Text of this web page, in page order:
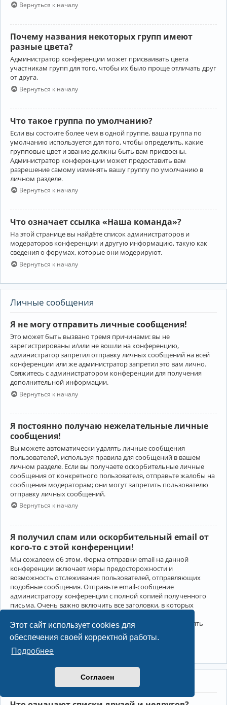
Этот сайт использует cookies для
обеспечения своей корректной работы.
Подробнее
Согласен
Вернуться к началу
Почему названия некоторых групп имеют
разные цвета?
Администратор конференции может присваивать цвета
участникам групп для того, чтобы их было проще отличать друг
от друга.
Вернуться к началу
Что такое группа по умолчанию?
Если вы состоите более чем в одной группе, ваша группа по
умолчанию используется для того, чтобы определить, какие
групповые цвет и звание должны быть вам присвоены.
Администратор конференции может предоставить вам
разрешение самому изменять вашу группу по умолчанию в
личном разделе.
Вернуться к началу
Что означает ссылка «Наша команда»?
На этой странице вы найдёте список администраторов и
модераторов конференции и другую информацию, такую как
сведения о форумах, которые они модерируют.
Вернуться к началу
Личные сообщения
Я не могу отправить личные сообщения!
Это может быть вызвано тремя причинами: вы не
зарегистрированы и/или не вошли на конференцию,
администратор запретил отправку личных сообщений на всей
конференции или же администратор запретил это вам лично.
Свяжитесь с администратором конференции для получения
дополнительной информации.
Вернуться к началу
Я постоянно получаю нежелательные личные
сообщения!
Вы можете автоматически удалять личные сообщения
пользователей, используя правила для сообщений в вашем
личном разделе. Если вы получаете оскорбительные личные
сообщения от конкретного пользователя, отправьте жалобы на
сообщения модераторам; они могут запретить пользователю
отправку личных сообщений.
Вернуться к началу
Я получил спам или оскорбительный email от
кого-то с этой конференции!
Мы сожалеем об этом. Форма отправки email на данной
конференции включает меры предосторожности и
возможность отслеживания пользователей, отправляющих
подобные сообщения. Отправьте email-сообщение
администратору конференции с полной копией полученного
письма. Очень важно включить все заголовки, в которых
Администратор конференции сможет в этом случае принять
меры.
Друзья и недруги